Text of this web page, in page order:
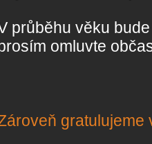
průběhu věku
omluvte
gratulujeme